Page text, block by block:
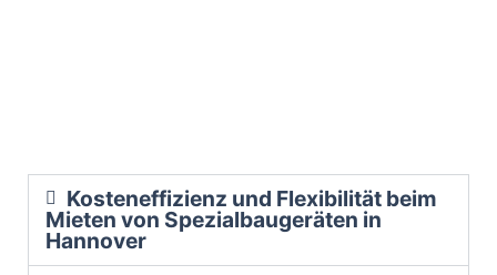
Kosteneffizienz und Flexibilität beim
Mieten von Spezialbaugeräten in
Hannover